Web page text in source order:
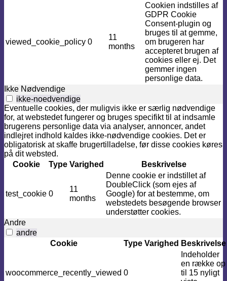
viewed_cookie_policy 0
11
months
Cookien indstilles af
GDPR Cookie
Consent-plugin og
bruges til at gemme,
om brugeren har
accepteret brugen af ​​
cookies eller ej. Det
gemmer ingen
personlige data.
Ikke Nødvendige
ikke-noedvendige
Eventuelle cookies, der muligvis ikke er særlig nødvendige
for, at webstedet fungerer og bruges specifikt til at indsamle
brugerens personlige data via analyser, annoncer, andet
indlejret indhold kaldes ikke-nødvendige cookies. Det er
obligatorisk at skaffe brugertilladelse, før disse cookies køres
på dit websted.
Cookie
Type Varighed Beskrivelse
test_cookie 0
11
months
Denne cookie er indstillet af
DoubleClick (som ejes af
Google) for at bestemme, om
webstedets besøgende browser
understøtter cookies.
Andre
andre
Cookie
Type Varighed Beskrivelse
woocommerce_recently_viewed 0
Indeholder
en række op
til 15 nyligt